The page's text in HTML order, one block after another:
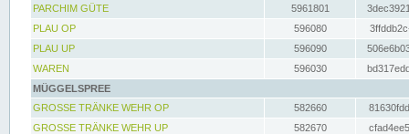
PARCHIM GÜTE
5961801
PLAU OP
596080
PLAU UP
596090
WAREN
596030
MÜGGELSPREE
GROSSE TRÄNKE WEHR OP
582660
GROSSE TRÄNKE WEHR UP
582670